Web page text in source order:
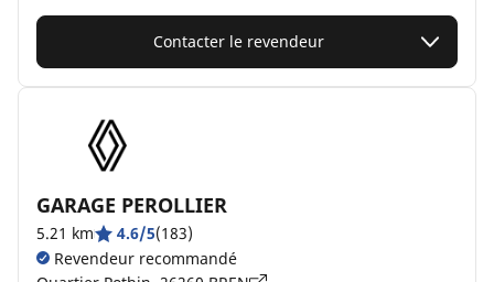
Contacter le revendeur
GARAGE PEROLLIER
5.21 km 4.6/5(183)
Revendeur recommandé